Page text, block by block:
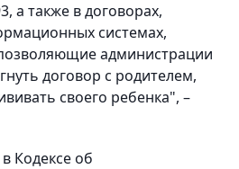
а также в договорах,
системах,
администрации
договор с родителем,
своего ребенка", –
Кодексе об